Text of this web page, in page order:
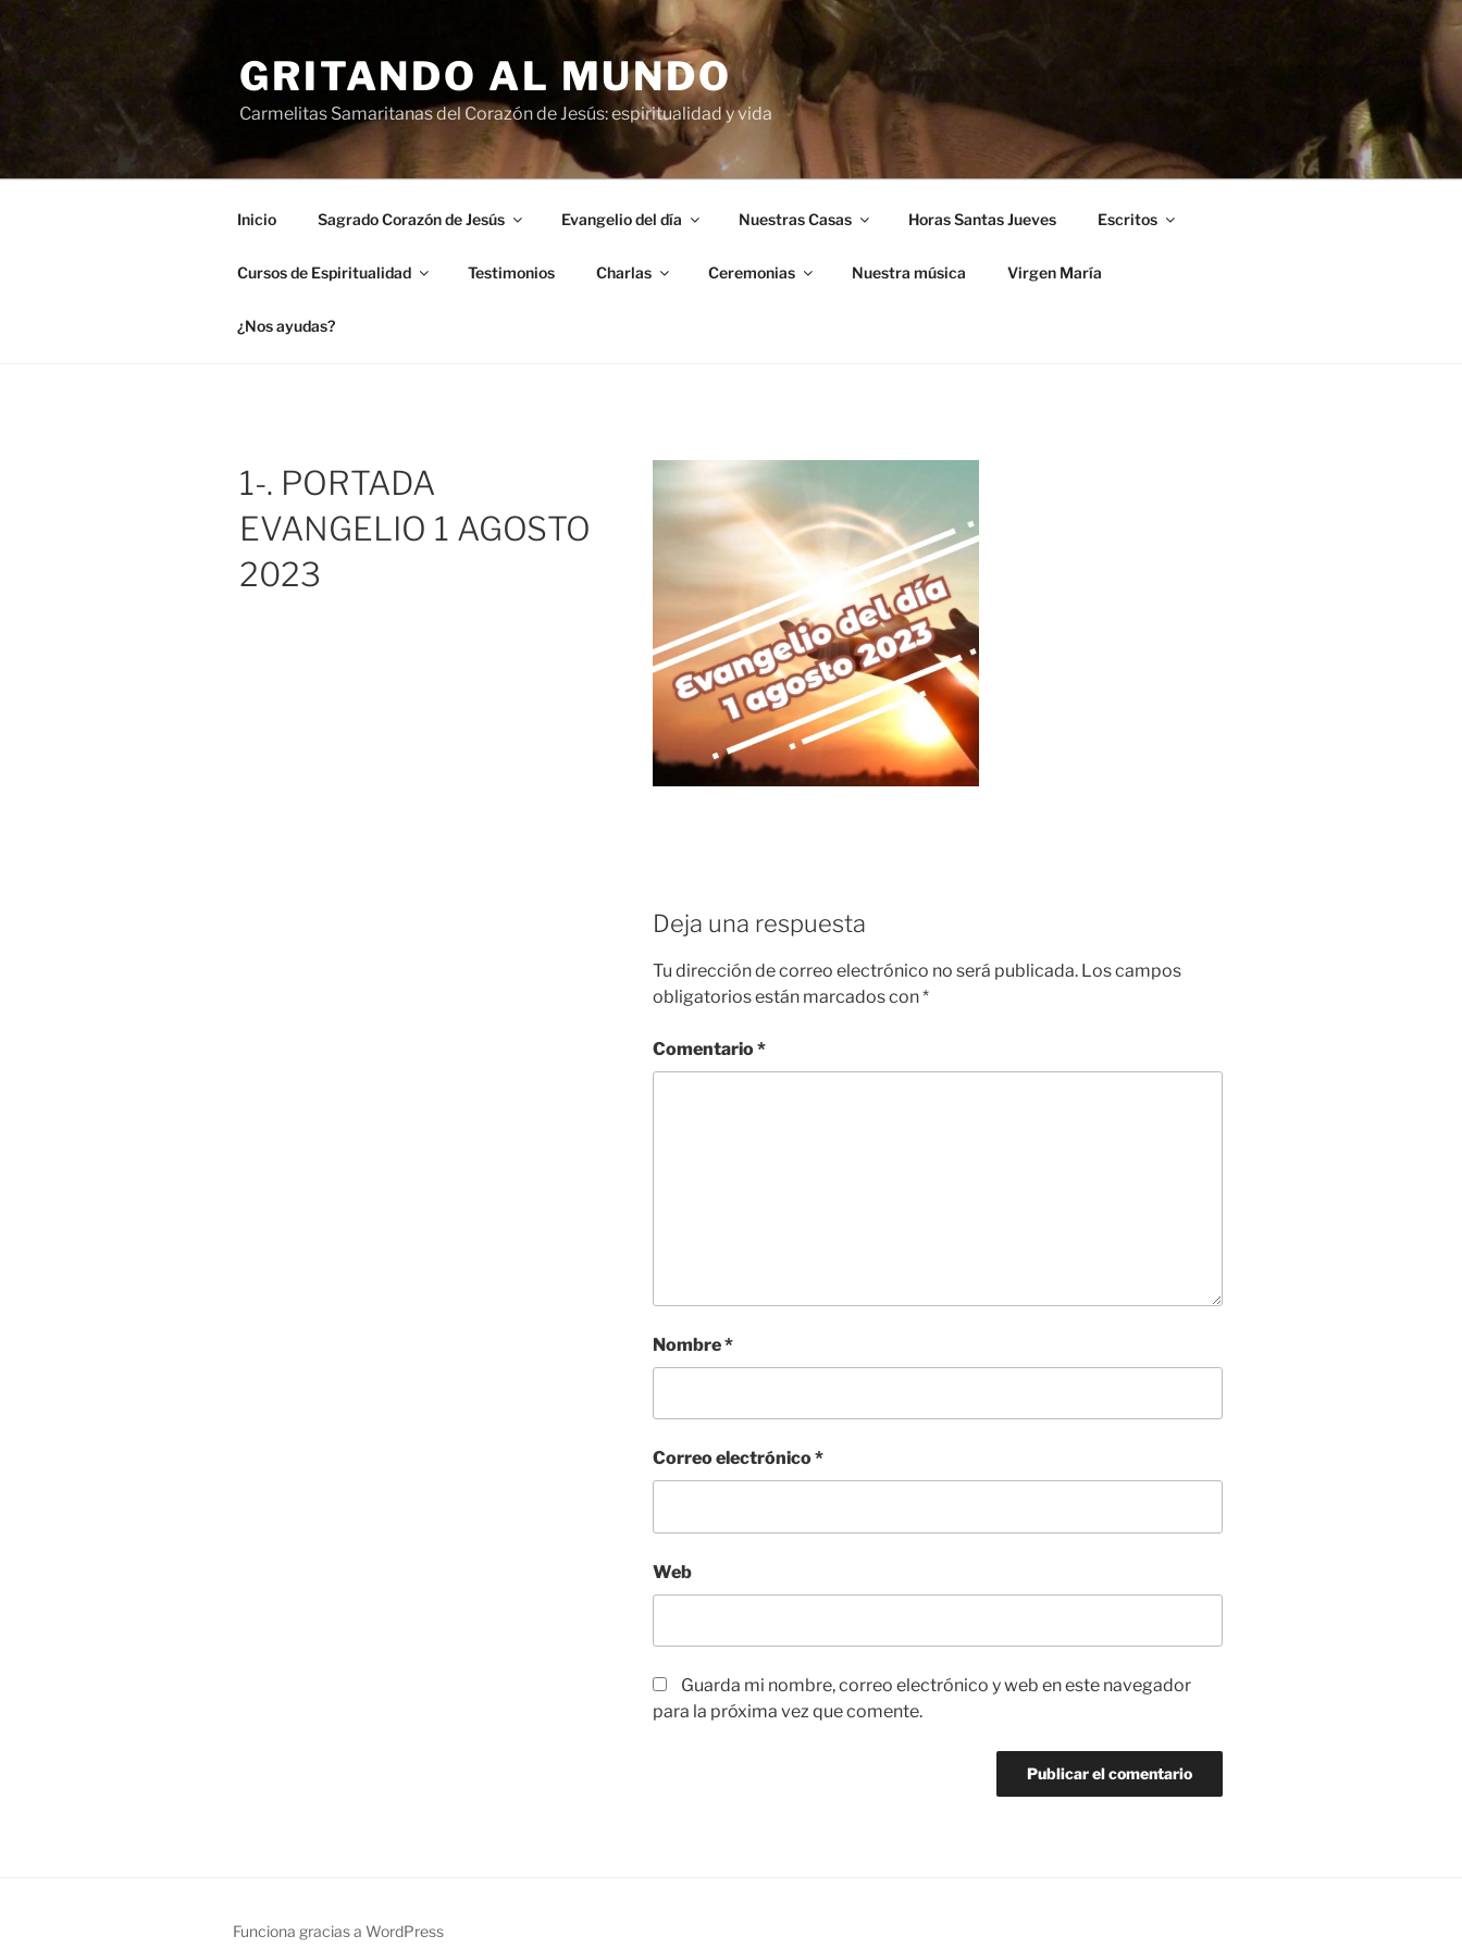
contenido
GRITANDO AL MUNDO
Carmelitas Samaritanas del Corazón de Jesús: espiritualidad y vida
Inicio Sagrado Corazón de Jesús Evangelio del día Nuestras Casas Horas Santas Jueves Escritos
Cursos de Espiritualidad Testimonios Charlas Ceremonias Nuestra música Virgen María
¿Nos ayudas?
1-. PORTADA
EVANGELIO 1 AGOSTO
2023
Deja una respuesta
Tu dirección de correo electrónico no será publicada. Los campos
obligatorios están marcados con*
Comentario*
Nombre*
Correo electrónico*
Web
Guarda mi nombre, correo electrónico y web en este navegador
para la próxima vez que comente.
Funciona gracias a WordPress